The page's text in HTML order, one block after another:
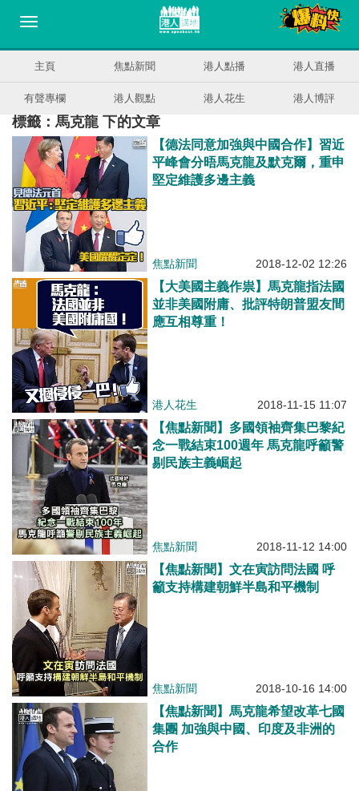
主頁 焦點新聞 港人點播 港人直播
有聲專欄 港人觀點 港人花生 港人博評
標籤：馬克龍 下的文章
【德法同意加強與中國合作】習近
平峰會分晤馬克龍及默克爾，重申
堅定維護多邊主義
焦點新聞 2018-12-02 12:26
【大美國主義作祟】馬克龍指法國
並非美國附庸、批評特朗普盟友間
應互相尊重！
港人花生 2018-11-15 11:07
【焦點新聞】多國領袖齊集巴黎紀
念一戰結束100週年 馬克龍呼籲警
剔民族主義崛起
焦點新聞 2018-11-12 14:00
【焦點新聞】文在寅訪問法國 呼
籲支持構建朝鮮半島和平機制
焦點新聞 2018-10-16 14:00
【焦點新聞】馬克龍希望改革七國
集團 加強與中國、印度及非洲的
合作